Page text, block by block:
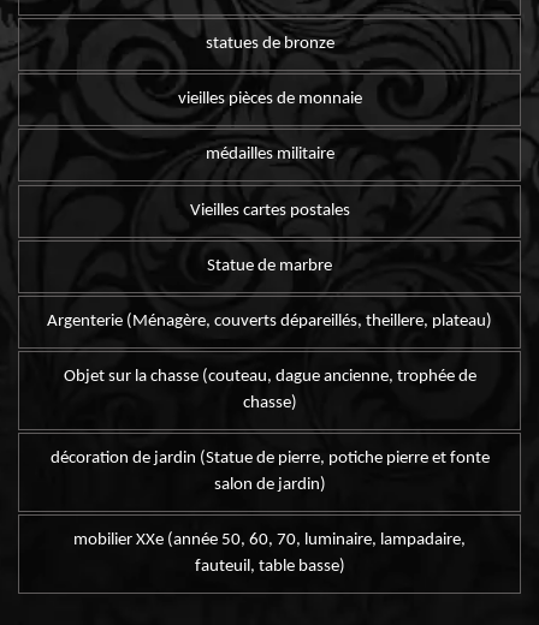
statues de bronze
vieilles pièces de monnaie
médailles militaire
Vieilles cartes postales
Statue de marbre
Argenterie (Ménagère, couverts dépareillés, theillere, plateau)
Objet sur la chasse (couteau, dague ancienne, trophée de
chasse)
décoration de jardin (Statue de pierre, potiche pierre et fonte
salon de jardin)
mobilier XXe (année 50, 60, 70, luminaire, lampadaire,
fauteuil, table basse)